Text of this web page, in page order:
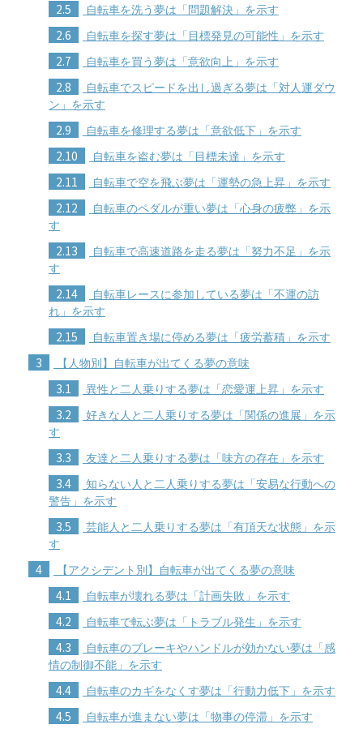
2.5 自転車を洗う夢は「問題解決」を示す
2.6 自転車を探す夢は「目標発見の可能性」を示す
2.7 自転車を買う夢は「意欲向上」を示す
2.8
自転車でスピードを出し過ぎる夢は「対人運ダウ
ン」を示す
2.9 自転車を修理する夢は「意欲低下」を示す
2.10 自転車を盗む夢は「目標未達」を示す
2.11 自転車で空を飛ぶ夢は「運勢の急上昇」を示す
2.12
自転車のペダルが重い夢は「心身の疲弊」を示
す
2.13
自転車で高速道路を走る夢は「努力不足」を示
す
2.14
自転車レースに参加している夢は「不運の訪
れ」を示す
2.15 自転車置き場に停める夢は「疲労蓄積」を示す
3 【人物別】自転車が出てくる夢の意味
3.1 異性と二人乗りする夢は「恋愛運上昇」を示す
3.2
好きな人と二人乗りする夢は「関係の進展」を示
す
3.3 友達と二人乗りする夢は「味方の存在」を示す
3.4
知らない人と二人乗りする夢は「安易な行動への
警告」を示す
3.5
芸能人と二人乗りする夢は「有頂天な状態」を示
す
4 【アクシデント別】自転車が出てくる夢の意味
4.1 自転車が壊れる夢は「計画失敗」を示す
4.2 自転車で転ぶ夢は「トラブル発生」を示す
4.3
自転車のブレーキやハンドルが効かない夢は「感
情の制御不能」を示す
4.4 自転車のカギをなくす夢は「行動力低下」を示す
4.5 自転車が進まない夢は「物事の停滞」を示す